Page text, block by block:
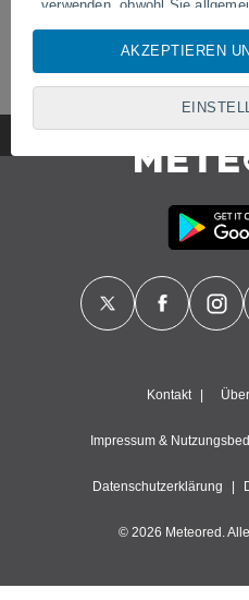
verwenden, obwohl Sie
Werbung sehen können. Sie
Cookies ablehnen und über
klicken.
um personenbezogene Daten
darauf zuzugreifen und diese
verarbeiten Ihre
auf Grundlage eines
Zustimmung jederzeit
widersprechen, indem Sie auf
Konfigurieren" oder unsere
databehandlingen:
Endgerät, verwendung
Werbung, verwendung von
Personalisierung von Inhalten,
Zielgruppen durch Statistiken
AKZEPTIEREN
Folgen Sie uns
Kontakt
Impressum &
Datenschutzerklärung
© 2026 Meteored.